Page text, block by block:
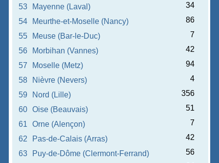
53
Mayenne (Laval)
34
54
Meurthe-et-Moselle (Nancy)
86
55
Meuse (Bar-le-Duc)
7
56
Morbihan (Vannes)
42
57
Moselle (Metz)
94
58
Nièvre (Nevers)
4
59
Nord (Lille)
356
60
Oise (Beauvais)
51
61
Orne (Alençon)
7
62
Pas-de-Calais (Arras)
42
63
Puy-de-Dôme (Clermont-Ferrand)
56